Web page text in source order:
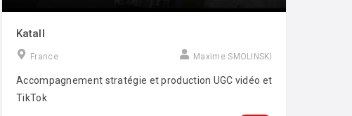
Katall
France Maxime SMOLINSKI
Accompagnement stratégie et production UGC vidéo et
TikTok